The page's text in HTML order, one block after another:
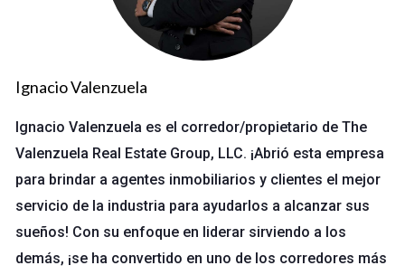
Estudio de caso 2
La panadería Artesanal ABC
satisfacer la demanda local. Tras analizar su proceso
productivo, decidieron invertir en maquinaria que
automatizara parte del trabajo manual. Esto les permitió
duplicar su producción diaria sin comprometer la calidad del
producto.
Ignacio Valenzuela
Ignacio Valenzuela es el corredor/propietario de The
Valenzuela Real Estate Group, LLC. ¡Abrió esta empresa
para brindar a agentes inmobiliarios y clientes el mejor
servicio de la industria para ayudarlos a alcanzar sus
sueños! Con su enfoque en liderar sirviendo a los
demás, ¡se ha convertido en uno de los corredores más